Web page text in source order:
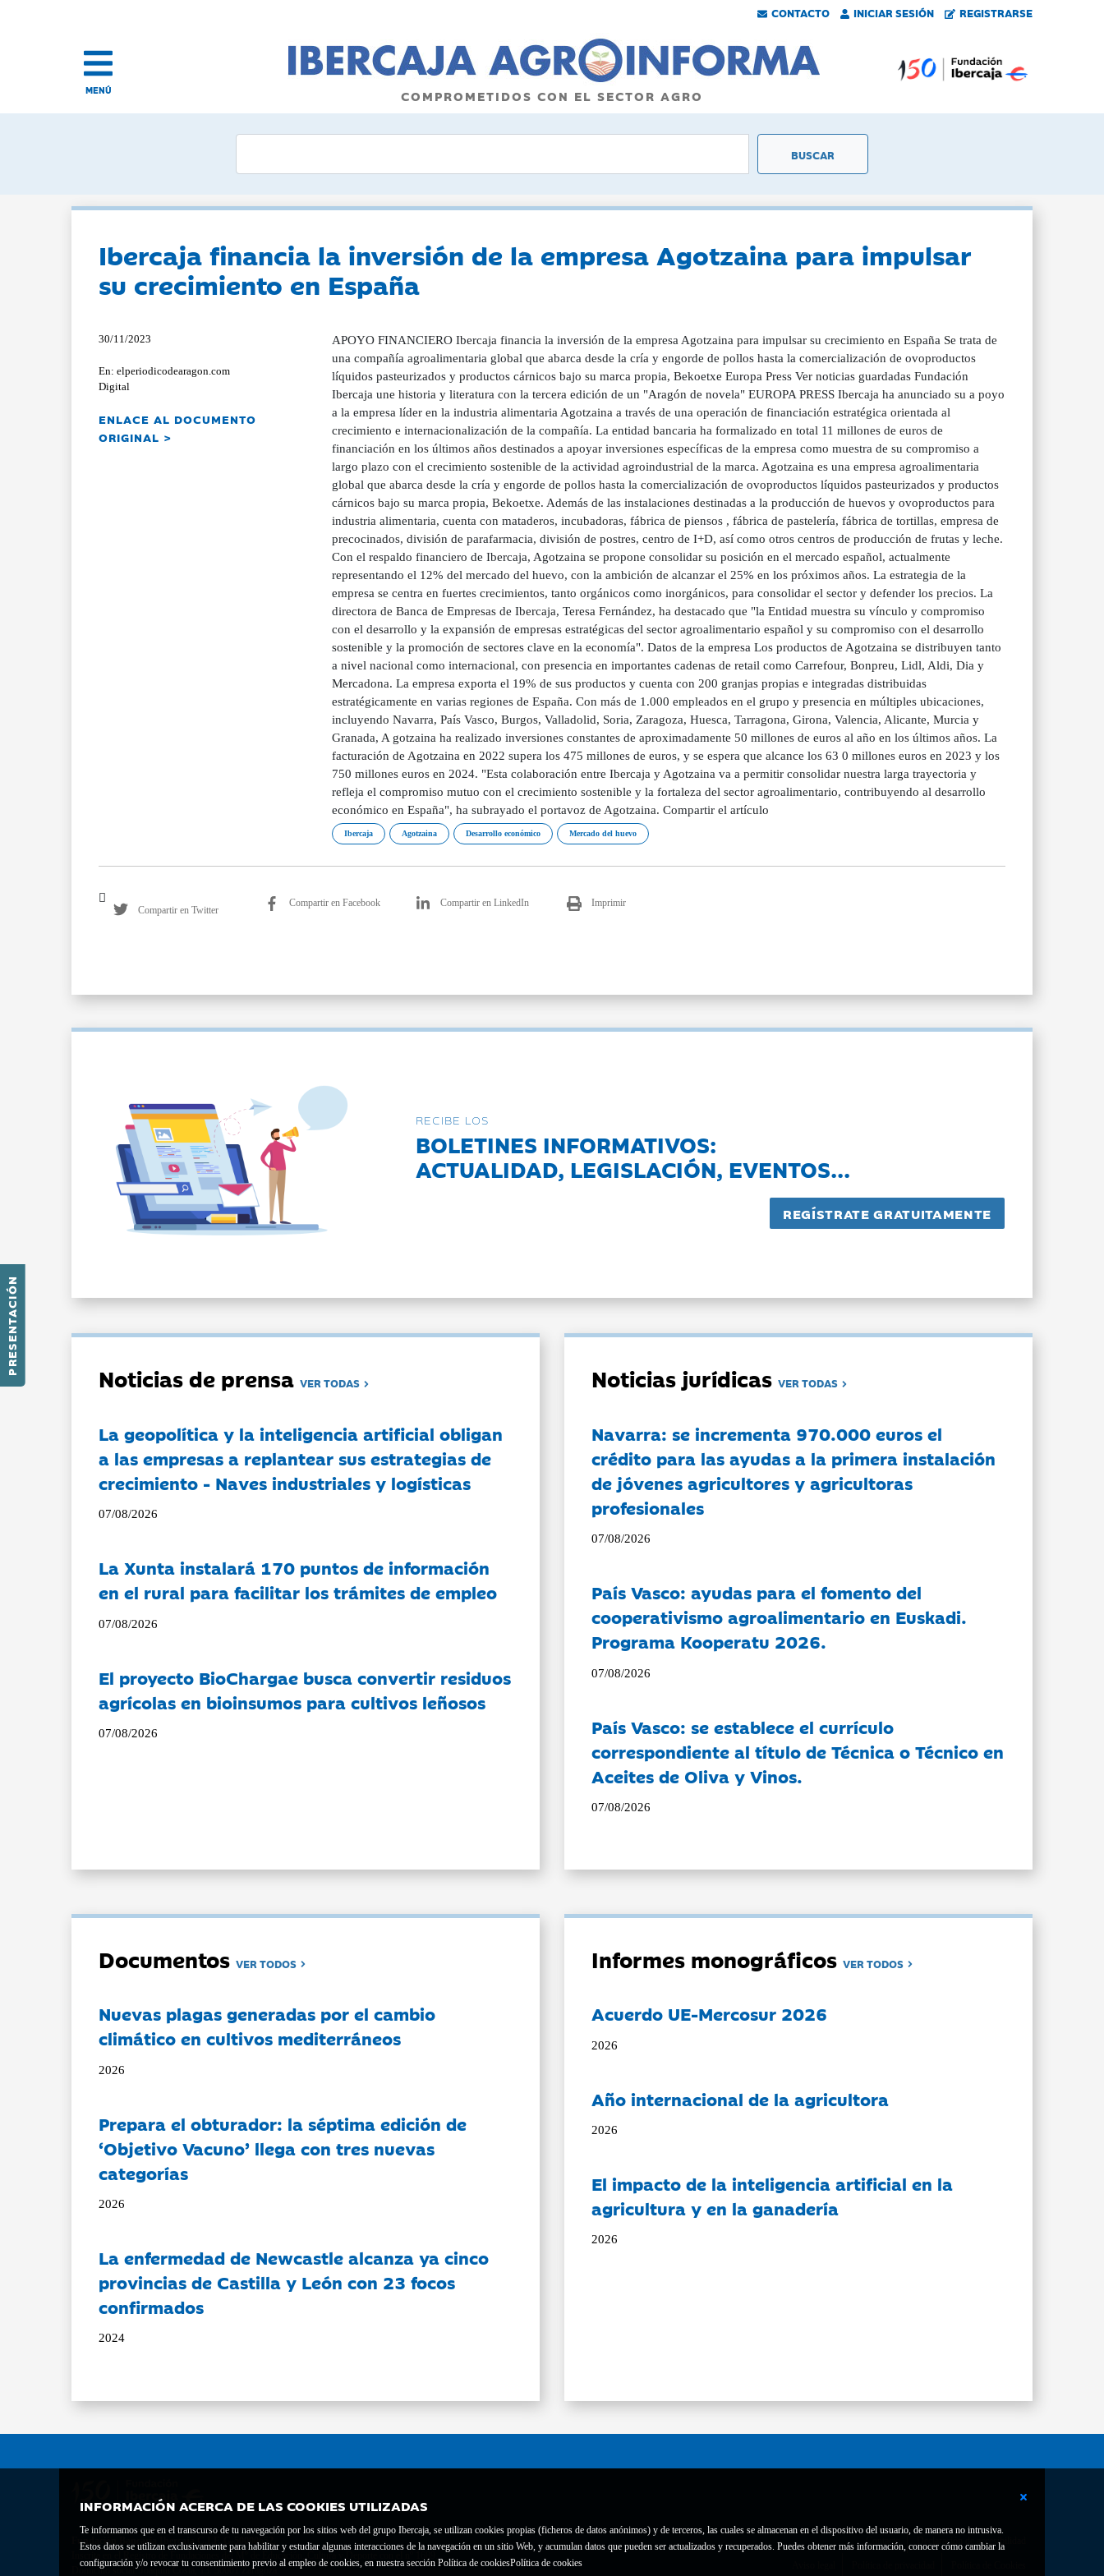
CONTACTO INICIAR SESIÓN REGISTRARSE
PRESENTACIÓN
MENÚ COMPROMETIDOS CON EL SECTOR AGRO
INFORMACIÓN ACERCA DE LAS COOKIES UTILIZADAS
Te informamos que en el transcurso de tu navegación por los sitios web del grupo Ibercaja, se utilizan cookies propias (ficheros de datos anónimos) y de terceros, las cuales se almacenan en el dispositivo del usuario, de manera no intrusiva.
Estos datos se utilizan exclusivamente para habilitar y estudiar algunas interacciones de la navegación en un sitio Web, y acumulan datos que pueden ser actualizados y recuperados. Puedes obtener más información, conocer cómo cambiar la
configuración y/o revocar tu consentimiento previo al empleo de cookies, en nuestra sección Política de cookiesPolítica de cookies
Ibercaja financia la inversión de la empresa Agotzaina para impulsar
su crecimiento en España
30/11/2023
En: elperiodicodearagon.com
Digital
ENLACE AL DOCUMENTO
ORIGINAL >
APOYO FINANCIERO Ibercaja financia la inversión de la empresa Agotzaina para impulsar su crecimiento en España Se trata de
una compañía agroalimentaria global que abarca desde la cría y engorde de pollos hasta la comercialización de ovoproductos
líquidos pasteurizados y productos cárnicos bajo su marca propia, Bekoetxe Europa Press Ver noticias guardadas Fundación
Ibercaja une historia y literatura con la tercera edición de un "Aragón de novela" EUROPA PRESS Ibercaja ha anunciado su a poyo
a la empresa líder en la industria alimentaria Agotzaina a través de una operación de financiación estratégica orientada al
crecimiento e internacionalización de la compañía. La entidad bancaria ha formalizado en total 11 millones de euros de
financiación en los últimos años destinados a apoyar inversiones específicas de la empresa como muestra de su compromiso a
largo plazo con el crecimiento sostenible de la actividad agroindustrial de la marca. Agotzaina es una empresa agroalimentaria
global que abarca desde la cría y engorde de pollos hasta la comercialización de ovoproductos líquidos pasteurizados y productos
cárnicos bajo su marca propia, Bekoetxe. Además de las instalaciones destinadas a la producción de huevos y ovoproductos para
industria alimentaria, cuenta con mataderos, incubadoras, fábrica de piensos , fábrica de pastelería, fábrica de tortillas, empresa de
precocinados, división de parafarmacia, división de postres, centro de I+D, así como otros centros de producción de frutas y leche.
Con el respaldo financiero de Ibercaja, Agotzaina se propone consolidar su posición en el mercado español, actualmente
representando el 12% del mercado del huevo, con la ambición de alcanzar el 25% en los próximos años. La estrategia de la
empresa se centra en fuertes crecimientos, tanto orgánicos como inorgánicos, para consolidar el sector y defender los precios. La
directora de Banca de Empresas de Ibercaja, Teresa Fernández, ha destacado que "la Entidad muestra su vínculo y compromiso
con el desarrollo y la expansión de empresas estratégicas del sector agroalimentario español y su compromiso con el desarrollo
sostenible y la promoción de sectores clave en la economía". Datos de la empresa Los productos de Agotzaina se distribuyen tanto
a nivel nacional como internacional, con presencia en importantes cadenas de retail como Carrefour, Bonpreu, Lidl, Aldi, Dia y
Mercadona. La empresa exporta el 19% de sus productos y cuenta con 200 granjas propias e integradas distribuidas
estratégicamente en varias regiones de España. Con más de 1.000 empleados en el grupo y presencia en múltiples ubicaciones,
incluyendo Navarra, País Vasco, Burgos, Valladolid, Soria, Zaragoza, Huesca, Tarragona, Girona, Valencia, Alicante, Murcia y
Granada, A gotzaina ha realizado inversiones constantes de aproximadamente 50 millones de euros al año en los últimos años. La
facturación de Agotzaina en 2022 supera los 475 millones de euros, y se espera que alcance los 63 0 millones euros en 2023 y los
750 millones euros en 2024. "Esta colaboración entre Ibercaja y Agotzaina va a permitir consolidar nuestra larga trayectoria y
refleja el compromiso mutuo con el crecimiento sostenible y la fortaleza del sector agroalimentario, contribuyendo al desarrollo
económico en España", ha subrayado el portavoz de Agotzaina. Compartir el artículo
Ibercaja Agotzaina Desarrollo económico Mercado del huevo
Compartir en Twitter
Compartir en Facebook Compartir en LinkedIn Imprimir
RECIBE LOS
BOLETINES INFORMATIVOS:
ACTUALIDAD, LEGISLACIÓN, EVENTOS...
Noticias de prensaVER TODAS
La geopolítica y la inteligencia artificial obligan
a las empresas a replantear sus estrategias de
crecimiento - Naves industriales y logísticas
07/08/2026
La Xunta instalará 170 puntos de información
en el rural para facilitar los trámites de empleo
07/08/2026
El proyecto BioChargae busca convertir residuos
agrícolas en bioinsumos para cultivos leñosos
07/08/2026
Noticias jurídicasVER TODAS
Navarra: se incrementa 970.000 euros el
crédito para las ayudas a la primera instalación
de jóvenes agricultores y agricultoras
profesionales
07/08/2026
País Vasco: ayudas para el fomento del
cooperativismo agroalimentario en Euskadi.
Programa Kooperatu 2026.
07/08/2026
País Vasco: se establece el currículo
correspondiente al título de Técnica o Técnico en
Aceites de Oliva y Vinos.
07/08/2026
DocumentosVER TODOS
Nuevas plagas generadas por el cambio
climático en cultivos mediterráneos
2026
Prepara el obturador: la séptima edición de
‘Objetivo Vacuno’ llega con tres nuevas
categorías
2026
La enfermedad de Newcastle alcanza ya cinco
provincias de Castilla y León con 23 focos
confirmados
2024
Informes monográficosVER TODOS
Acuerdo UE-Mercosur 2026
2026
Año internacional de la agricultora
2026
El impacto de la inteligencia artificial en la
agricultura y en la ganadería
2026
Fundación Bancaria Ibercaja C.I.F. G-50000652.
Inscrita en el Registro de Fundaciones del Mº de Educación, Cultura y Deporte con el nº 1689.
Domicilio social: Joaquín Costa, 13. 50001 Zaragoza.
Contacto Declaración de accesibilidad